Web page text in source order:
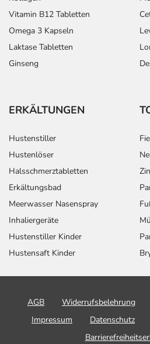
Vitamin B12 Tabletten
Omega 3 Kapseln
Laktase Tabletten
Ginseng
ERKÄLTUNGEN
Hustenstiller
Hustenlöser
Halsschmerztabletten
Erkältungsbad
Meerwasser Nasenspray
Inhaliergeräte
Hustenstiller Kinder
Hustensaft Kinder
AGB Widerrufsbelehrung
Impressum
Datenschutz